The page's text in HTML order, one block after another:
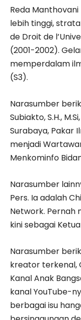
Reda
lebih tinggi,
de Droit de
(2001-2002).
memperdalam
(S3).
Narasumber
Subiakto, S.H.,
Surabaya, Pakar
menjadi
Menkominfo
Narasumber
Pers. Ia adalah
Network. Pernah
kini sebagai
Narasumber
kreator terkenal,
Kanal Anak
kanal YouTube-
berbagai isu